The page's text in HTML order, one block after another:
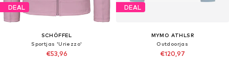
DEAL
SCHÖFFEL
Sportjas 'Uriezzo'
€53,96
DEAL
MYMO ATHLSR
Outdoorjas
€120,97